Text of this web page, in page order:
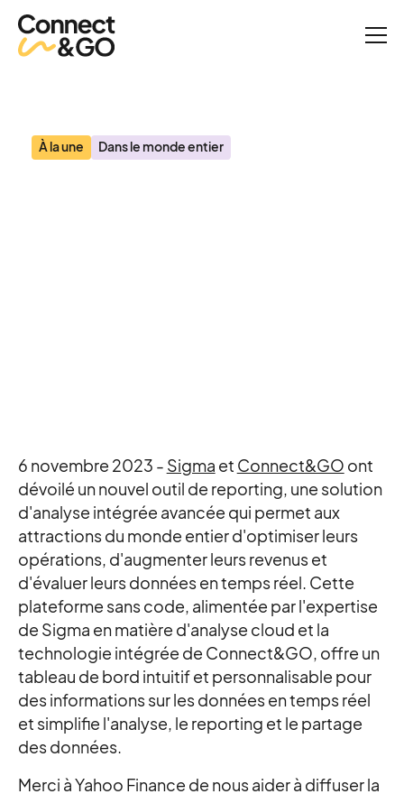
Analytics
À la une Dans le monde entier
6 novembre 2023 - Sigma et Connect&GO ont
dévoilé un nouvel outil de reporting, une solution
d'analyse intégrée avancée qui permet aux
attractions du monde entier d'optimiser leurs
opérations, d'augmenter leurs revenus et
d'évaluer leurs données en temps réel. Cette
plateforme sans code, alimentée par l'expertise
de Sigma en matière d'analyse cloud et la
technologie intégrée de Connect&GO, offre un
tableau de bord intuitif et personnalisable pour
des informations sur les données en temps réel
et simplifie l'analyse, le reporting et le partage
des données.
Merci à Yahoo Finance de nous aider à diffuser la